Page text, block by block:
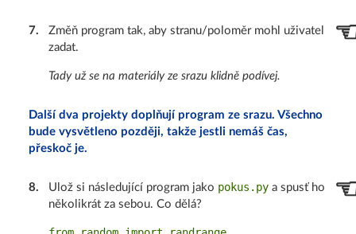
7.
Změň program tak, aby stranu/poloměr mohl uživatel
zadat.
Tady už se na materiály ze srazu klidně podívej.
Další dva projekty doplňují program ze srazu. Všechno
bude vysvětleno později, takže jestli nemáš čas,
přeskoč je.
8. Ulož si následující program jako pokus.py a spusť ho
několikrát za sebou. Co dělá?